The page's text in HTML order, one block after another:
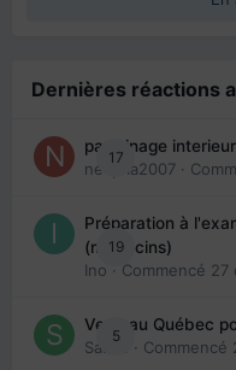
Dernières réactions
17
parrainage
nedjma2007 ·
19
Préparation à
(médecins)
Ino · Commencé 27
5
Venir au Québec
Sab74
· Commencé